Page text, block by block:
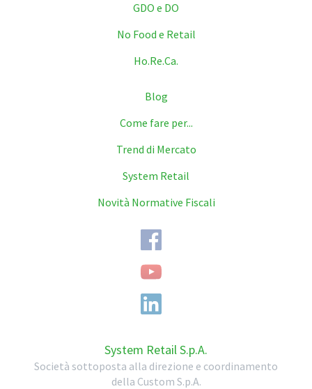
GDO e DO
No Food e Retail
Ho.Re.Ca.
Blog
Come fare per...
Trend di Mercato
System Retail
Novità Normative Fiscali
System Retail S.p.A.
Società sottoposta alla direzione e coordinamento
della Custom S.p.A.